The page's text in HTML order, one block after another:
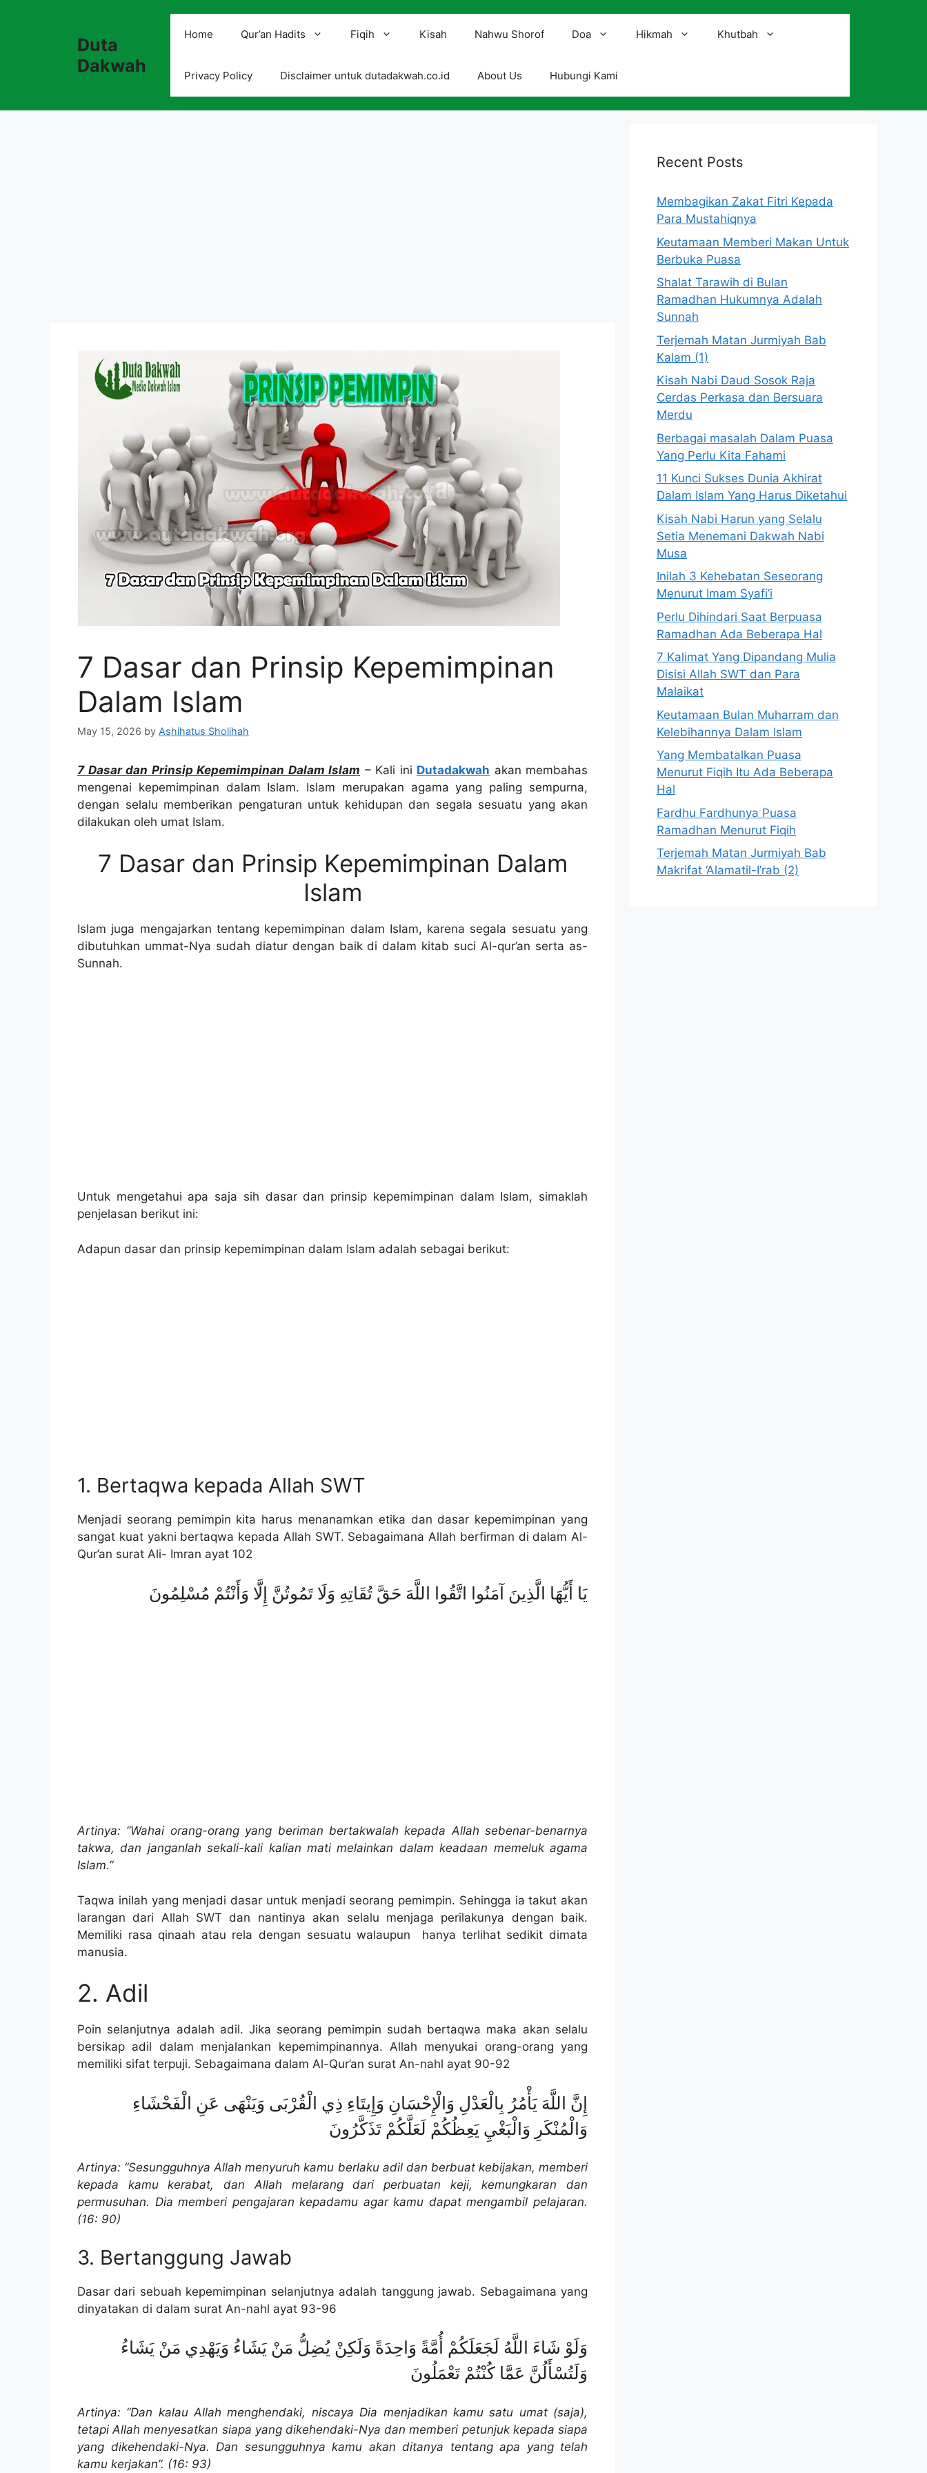
Duta
Dakwah
Home Qur’an Hadits Fiqih Kisah Nahwu Shorof Doa Hikmah Khutbah
Privacy Policy Disclaimer untuk dutadakwah.co.id About Us Hubungi Kami
7 Dasar dan Prinsip Kepemimpinan
Dalam Islam
May 15, 2026 by Ashihatus Sholihah
7 Dasar dan Prinsip Kepemimpinan Dalam Islam – Kali ini Dutadakwah akan membahas
mengenai kepemimpinan dalam Islam. Islam merupakan agama yang paling sempurna,
dengan selalu memberikan pengaturan untuk kehidupan dan segala sesuatu yang akan
dilakukan oleh umat Islam.
7 Dasar dan Prinsip Kepemimpinan Dalam
Islam
Islam juga mengajarkan tentang kepemimpinan dalam Islam, karena segala sesuatu yang
dibutuhkan ummat-Nya sudah diatur dengan baik di dalam kitab suci Al-qur’an serta as-
Sunnah.
Untuk mengetahui apa saja sih dasar dan prinsip kepemimpinan dalam Islam, simaklah
penjelasan berikut ini:
Adapun dasar dan prinsip kepemimpinan dalam Islam adalah sebagai berikut:
1. Bertaqwa kepada Allah SWT
Menjadi seorang pemimpin kita harus menanamkan etika dan dasar kepemimpinan yang
sangat kuat yakni bertaqwa kepada Allah SWT. Sebagaimana Allah berfirman di dalam Al-
Qur’an surat Ali- Imran ayat 102
يَا أَيُّهَا الَّذِينَ آمَنُوا اتَّقُوا اللَّهَ حَقَّ تُقَاتِهِ وَلَا تَمُوتُنَّ إِلَّا وَأَنْتُمْ مُسْلِمُونَ
Artinya: “Wahai orang-orang yang beriman bertakwalah kepada Allah sebenar-benarnya
takwa, dan janganlah sekali-kali kalian mati melainkan dalam keadaan memeluk agama
Islam.”
Taqwa inilah yang menjadi dasar untuk menjadi seorang pemimpin. Sehingga ia takut akan
larangan dari Allah SWT dan nantinya akan selalu menjaga perilakunya dengan baik.
Memiliki rasa qinaah atau rela dengan sesuatu walaupun hanya terlihat sedikit dimata
manusia.
2. Adil
Poin selanjutnya adalah adil. Jika seorang pemimpin sudah bertaqwa maka akan selalu
bersikap adil dalam menjalankan kepemimpinannya. Allah menyukai orang-orang yang
memiliki sifat terpuji. Sebagaimana dalam Al-Qur’an surat An-nahl ayat 90-92
إِنَّ اللَّهَ يَأْمُرُ بِالْعَدْلِ وَالْإِحْسَانِ وَإِيتَاءِ ذِي الْقُرْبَى وَيَنْهَى عَنِ الْفَحْشَاءِ
وَالْمُنْكَرِ وَالْبَغْيِ يَعِظُكُمْ لَعَلَّكُمْ تَذَكَّرُونَ
Artinya: “Sesungguhnya Allah menyuruh kamu berlaku adil dan berbuat kebijakan, memberi
kepada kamu kerabat, dan Allah melarang dari perbuatan keji, kemungkaran dan
permusuhan. Dia memberi pengajaran kepadamu agar kamu dapat mengambil pelajaran.
(16: 90)
3. Bertanggung Jawab
Dasar dari sebuah kepemimpinan selanjutnya adalah tanggung jawab. Sebagaimana yang
dinyatakan di dalam surat An-nahl ayat 93-96
وَلَوْ شَاءَ اللَّهُ لَجَعَلَكُمْ أُمَّةً وَاحِدَةً وَلَكِنْ يُضِلُّ مَنْ يَشَاءُ وَيَهْدِي مَنْ يَشَاءُ
وَلَتُسْأَلُنَّ عَمَّا كُنْتُمْ تَعْمَلُونَ
Artinya: “Dan kalau Allah menghendaki, niscaya Dia menjadikan kamu satu umat (saja),
tetapi Allah menyesatkan siapa yang dikehendaki-Nya dan memberi petunjuk kepada siapa
yang dikehendaki-Nya. Dan sesungguhnya kamu akan ditanya tentang apa yang telah
kamu kerjakan”. (16: 93)
Recent Posts
Membagikan Zakat Fitri Kepada
Para Mustahiqnya
Keutamaan Memberi Makan Untuk
Berbuka Puasa
Shalat Tarawih di Bulan
Ramadhan Hukumnya Adalah
Sunnah
Terjemah Matan Jurmiyah Bab
Kalam (1)
Kisah Nabi Daud Sosok Raja
Cerdas Perkasa dan Bersuara
Merdu
Berbagai masalah Dalam Puasa
Yang Perlu Kita Fahami
11 Kunci Sukses Dunia Akhirat
Dalam Islam Yang Harus Diketahui
Kisah Nabi Harun yang Selalu
Setia Menemani Dakwah Nabi
Musa
Inilah 3 Kehebatan Seseorang
Menurut Imam Syafi’i
Perlu Dihindari Saat Berpuasa
Ramadhan Ada Beberapa Hal
7 Kalimat Yang Dipandang Mulia
Disisi Allah SWT dan Para
Malaikat
Keutamaan Bulan Muharram dan
Kelebihannya Dalam Islam
Yang Membatalkan Puasa
Menurut Fiqih Itu Ada Beberapa
Hal
Fardhu Fardhunya Puasa
Ramadhan Menurut Fiqih
Terjemah Matan Jurmiyah Bab
Makrifat ‘Alamatil-I’rab (2)